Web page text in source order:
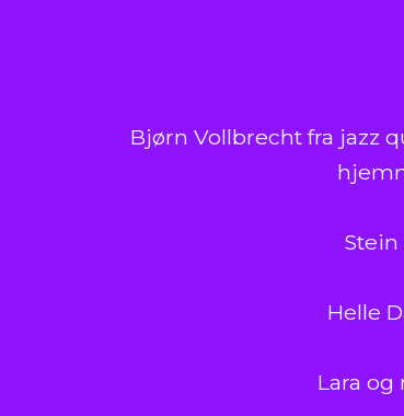
Bjørn Vollbrecht fra jazz
Helle
Lara